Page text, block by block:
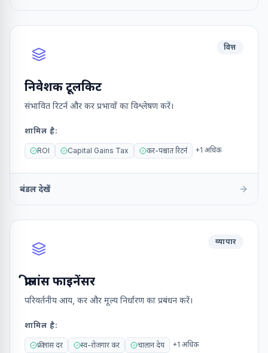
वित्त
निवेशक टूलकिट
संभावित रिटर्न और कर प्रभावों का विश्लेषण करें।
शामिल है:
ROI Capital Gains Tax कर-पश्चात रिटर्न +1 अधिक
बंडल देखें
व्यापार
फ्रीलांस फाइनेंसर
परिवर्तनीय आय, कर और मूल्य निर्धारण का प्रबंधन करें।
शामिल है:
फ्रीलांस दर स्व-रोजगार कर चालान देय +1 अधिक